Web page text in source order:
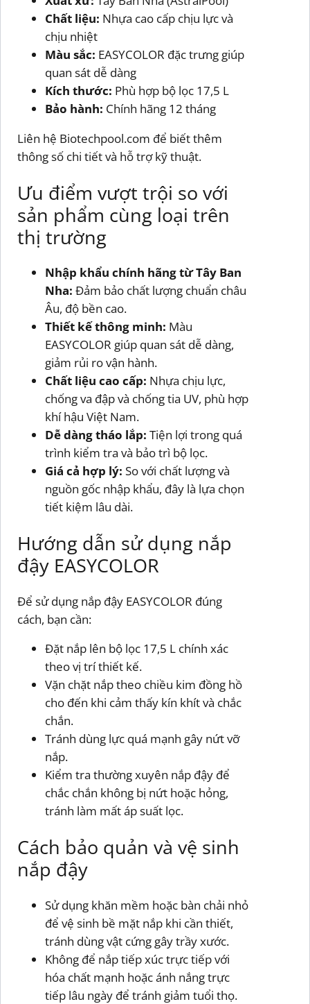
Chất liệu: Nhựa cao cấp chịu lực và
chịu nhiệt
Màu sắc: EASYCOLOR đặc trưng giúp
quan sát dễ dàng
Kích thước: Phù hợp bộ lọc 17,5 L
Bảo hành: Chính hãng 12 tháng
Liên hệ Biotechpool.com để biết thêm
thông số chi tiết và hỗ trợ kỹ thuật.
Ưu điểm vượt trội so với
sản phẩm cùng loại trên
thị trường
Nhập khẩu chính hãng từ Tây Ban
Nha: Đảm bảo chất lượng chuẩn châu
Âu, độ bền cao.
Thiết kế thông minh: Màu
EASYCOLOR giúp quan sát dễ dàng,
giảm rủi ro vận hành.
Chất liệu cao cấp: Nhựa chịu lực,
chống va đập và chống tia UV, phù hợp
khí hậu Việt Nam.
Dễ dàng tháo lắp: Tiện lợi trong quá
trình kiểm tra và bảo trì bộ lọc.
Giá cả hợp lý: So với chất lượng và
nguồn gốc nhập khẩu, đây là lựa chọn
tiết kiệm lâu dài.
Hướng dẫn sử dụng nắp
đậy EASYCOLOR
Để sử dụng nắp đậy EASYCOLOR đúng
cách, bạn cần:
Đặt nắp lên bộ lọc 17,5 L chính xác
theo vị trí thiết kế.
Vặn chặt nắp theo chiều kim đồng hồ
cho đến khi cảm thấy kín khít và chắc
chắn.
Tránh dùng lực quá mạnh gây nứt vỡ
nắp.
Kiểm tra thường xuyên nắp đậy để
chắc chắn không bị nứt hoặc hỏng,
tránh làm mất áp suất lọc.
Cách bảo quản và vệ sinh
nắp đậy
Sử dụng khăn mềm hoặc bàn chải nhỏ
để vệ sinh bề mặt nắp khi cần thiết,
tránh dùng vật cứng gây trầy xước.
Không để nắp tiếp xúc trực tiếp với
hóa chất mạnh hoặc ánh nắng trực
tiếp lâu ngày để tránh giảm tuổi thọ.